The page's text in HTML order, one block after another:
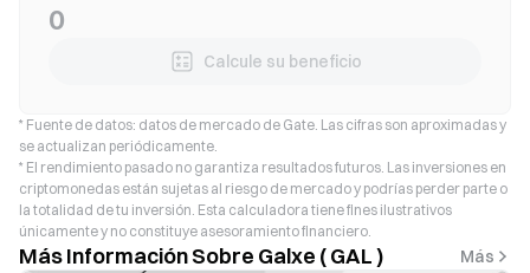
0
Calcule su beneficio
* Fuente de datos: datos de mercado de Gate. Las cifras son aproximadas y
se actualizan periódicamente.
* El rendimiento pasado no garantiza resultados futuros. Las inversiones en
criptomonedas están sujetas al riesgo de mercado y podrías perder parte o
la totalidad de tu inversión. Esta calculadora tiene fines ilustrativos
únicamente y no constituye asesoramiento financiero.
Más Información Sobre Galxe ( GAL ) Más